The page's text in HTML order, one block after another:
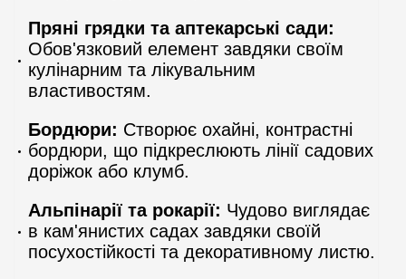
Пряні грядки та аптекарські сади:
Обов'язковий елемент завдяки своїм
кулінарним та лікувальним
властивостям.
Бордюри: Створює охайні, контрастні
бордюри, що підкреслюють лінії садових
доріжок або клумб.
Альпінарії та рокарії: Чудово виглядає
в кам'янистих садах завдяки своїй
посухостійкості та декоративному листю.